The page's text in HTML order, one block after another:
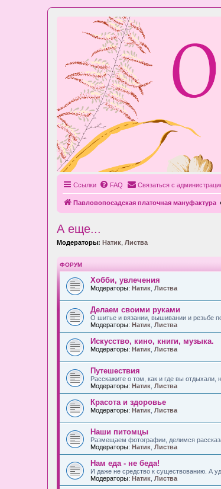
Ссылки FAQ Связаться с
Павловопосадская платочная мануфактура
А еще...
Модераторы: Натик Листва
ФОРУМ
Хобби, увлечения
Модераторы: Натик Листва
Делаем своими руками
О шитье и вязании, вышивании и резьбе
Модераторы: Натик Листва
Искусство, кино, книги, музыка.
Модераторы: Натик Листва
Путешествия
Расскажите о том, как и где вы отдыхали,
Модераторы: Натик Листва
Красота и здоровье
Модераторы: Натик Листва
Наши питомцы
Размещаем фотографии, делимся
Модераторы: Натик Листва
Нам еда - не беда!
И даже не средство к существованию. А
Модераторы: Натик Листва